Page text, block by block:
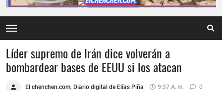
Líder supremo de Irán dice volverán a
bombardear bases de EEUU si los atacan
El chenchen.com, Diario digital de Elías Piña 9:37 A. M. 0